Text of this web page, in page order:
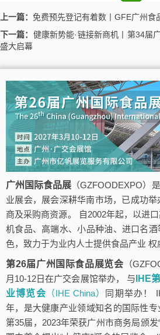
上一篇： 免费预先登记有着数丨GFE广州食
下一篇： 健康新势能·链接新商机丨第34届
盛大启幕
广州国际食品展 （GZFOODEXPO）
业展会，展会深耕华南市场，已成功
商及采购商资源。 自2002年起，以进
机食品、高端水、小品种油、进口名
色，致力于为业内人士提供食品产业 权
第26届广州国际食品展览会 （
月10-12日在广交会展馆举办， 与 IHE
业博览会 （IHE China） 同期举办！
年，是大健康产业领域知名的国际性专
第35届，2023年荣获广州市商务局颁发